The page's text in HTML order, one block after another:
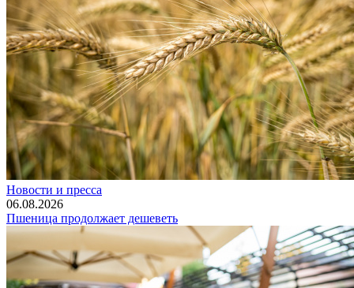
Новости и пресса
06.08.2026
Пшеница продолжает дешеветь